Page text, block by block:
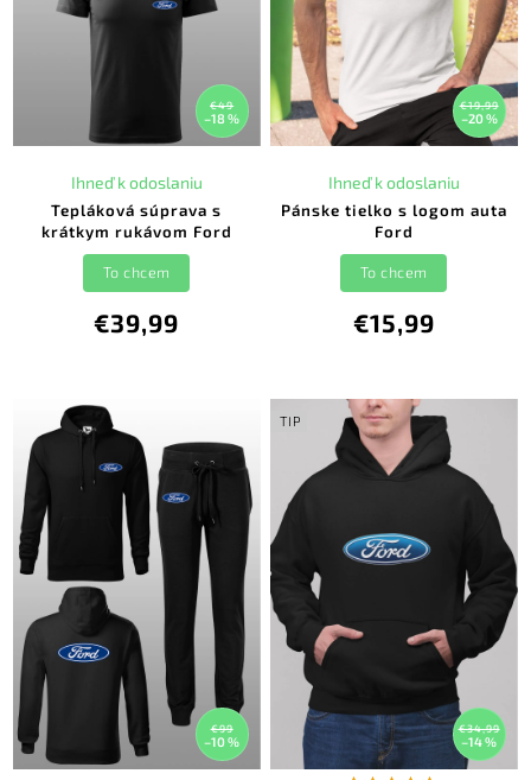
€49
–18 %
Tepláková súprava s
krátkym rukávom Ford
Ihneď k odoslaniu
€39,99
To chcem
€19,99
–20 %
Pánske tielko s logom auta
Ford
Ihneď k odoslaniu
€15,99
To chcem
€99
–10 %
TIP
€34,99
–14 %